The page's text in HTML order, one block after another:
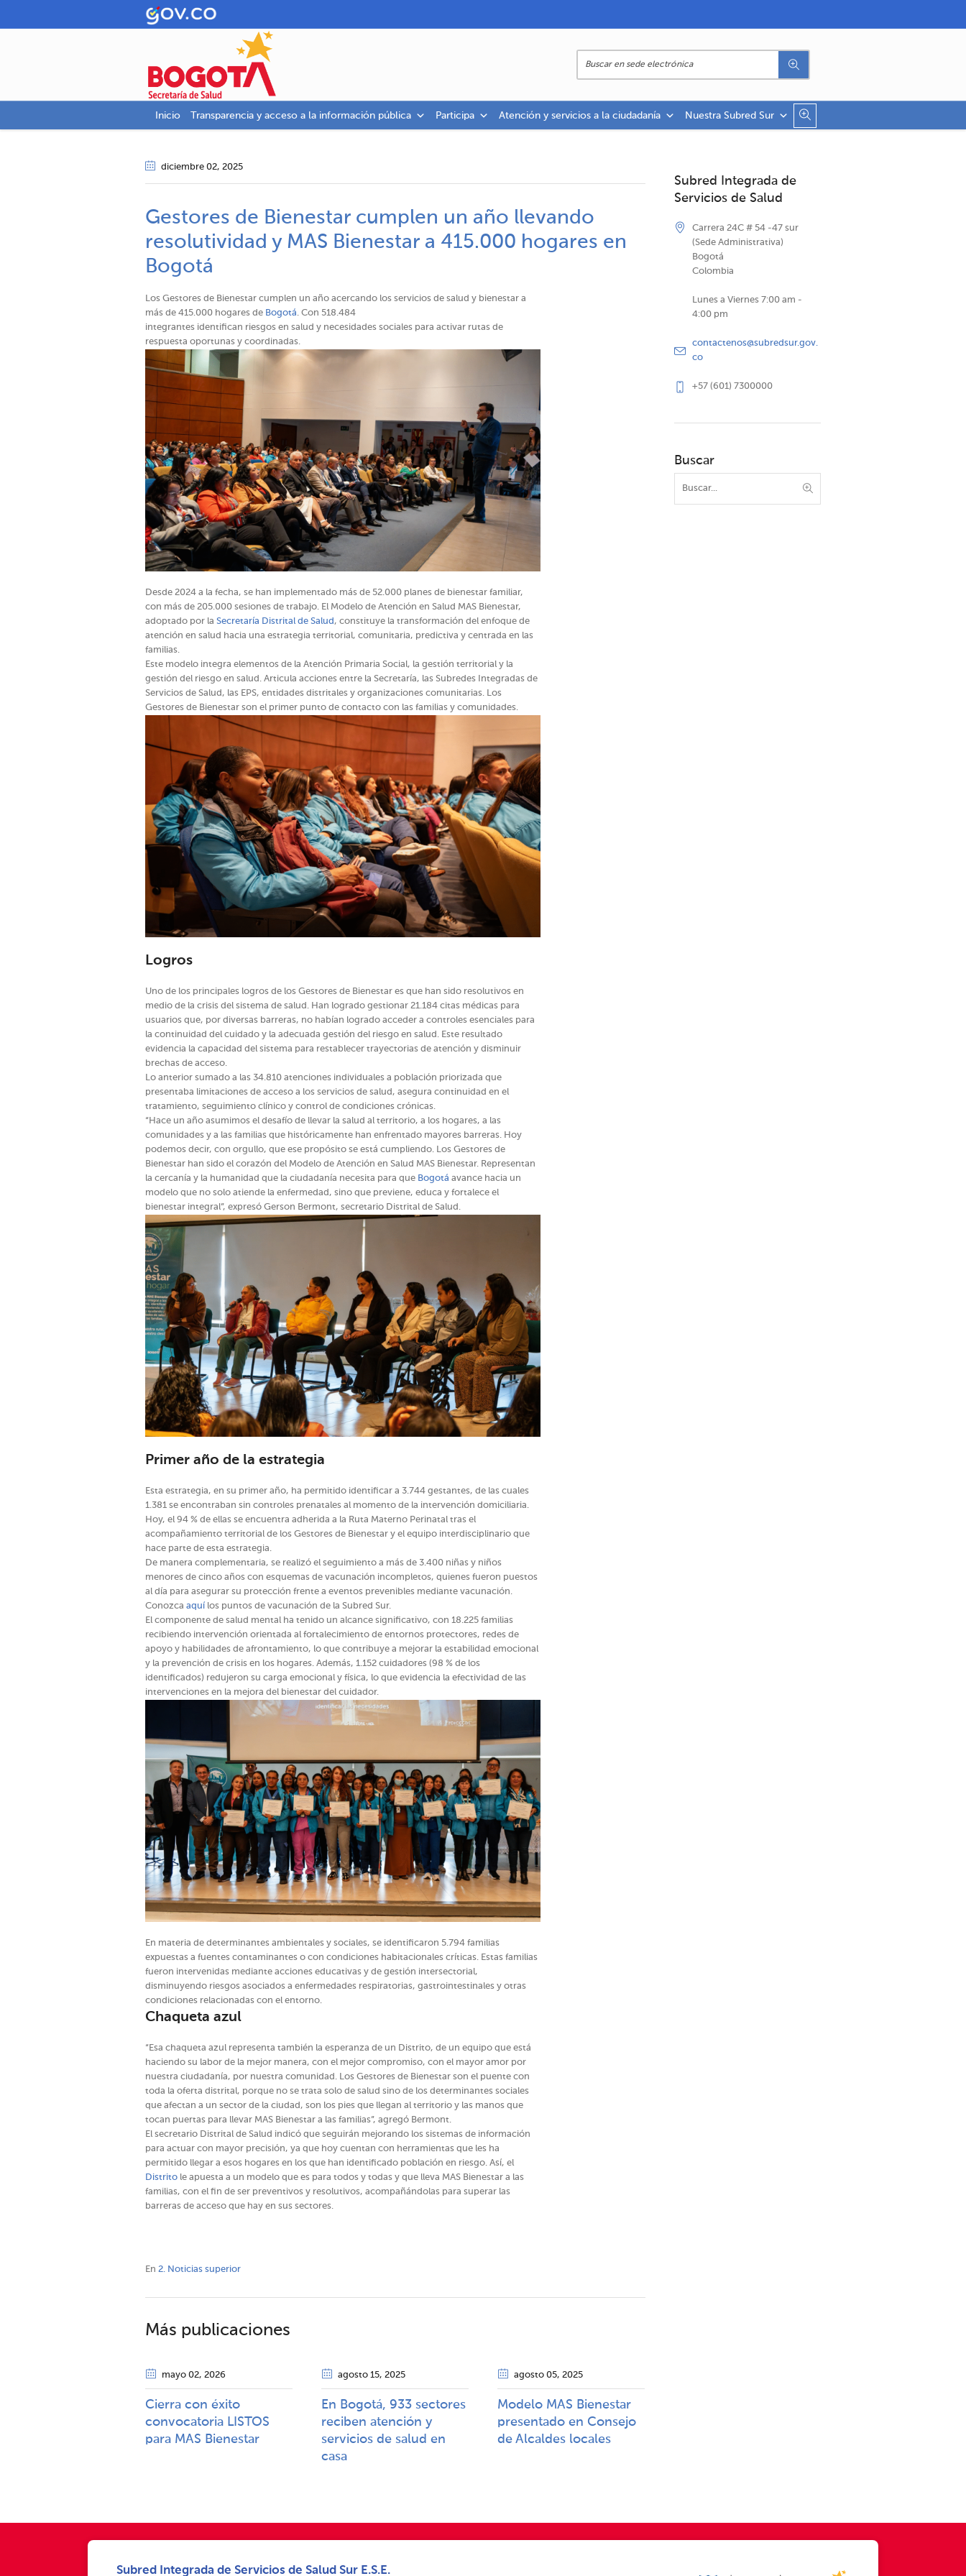
Inicio Transparencia y acceso a la información pública Participa Atención y servicios a la ciudadanía Nuestra Subred Sur
diciembre 02, 2025
Gestores de Bienestar cumplen un año llevando
resolutividad y MAS Bienestar a 415.000 hogares en
Bogotá
Los Gestores de Bienestar cumplen un año acercando los servicios de salud y bienestar a
más de 415.000 hogares de Bogotá. Con 518.484
integrantes identifican riesgos en salud y necesidades sociales para activar rutas de
respuesta oportunas y coordinadas.
Desde 2024 a la fecha, se han implementado más de 52.000 planes de bienestar familiar,
con más de 205.000 sesiones de trabajo. El Modelo de Atención en Salud MAS Bienestar,
adoptado por la Secretaría Distrital de Salud , constituye la transformación del enfoque de
atención en salud hacia una estrategia territorial, comunitaria, predictiva y centrada en las
familias.
Este modelo integra elementos de la Atención Primaria Social, la gestión territorial y la
gestión del riesgo en salud. Articula acciones entre la Secretaría, las Subredes Integradas de
Servicios de Salud, las EPS, entidades distritales y organizaciones comunitarias. Los
Gestores de Bienestar son el primer punto de contacto con las familias y comunidades.
Logros
Uno de los principales logros de los Gestores de Bienestar es que han sido resolutivos en
medio de la crisis del sistema de salud. Han logrado gestionar 21.184 citas médicas para
usuarios que, por diversas barreras, no habían logrado acceder a controles esenciales para
la continuidad del cuidado y la adecuada gestión del riesgo en salud. Este resultado
evidencia la capacidad del sistema para restablecer trayectorias de atención y disminuir
brechas de acceso.
Lo anterior sumado a las 34.810 atenciones individuales a población priorizada que
presentaba limitaciones de acceso a los servicios de salud, asegura continuidad en el
tratamiento, seguimiento clínico y control de condiciones crónicas.
“Hace un año asumimos el desafío de llevar la salud al territorio, a los hogares, a las
comunidades y a las familias que históricamente han enfrentado mayores barreras. Hoy
podemos decir, con orgullo, que ese propósito se está cumpliendo. Los Gestores de
Bienestar han sido el corazón del Modelo de Atención en Salud MAS Bienestar. Representan
la cercanía y la humanidad que la ciudadanía necesita para que Bogotá avance hacia un
modelo que no solo atiende la enfermedad, sino que previene, educa y fortalece el
bienestar integral”, expresó Gerson Bermont, secretario Distrital de Salud.
Primer año de la estrategia
Esta estrategia, en su primer año, ha permitido identificar a 3.744 gestantes, de las cuales
1.381 se encontraban sin controles prenatales al momento de la intervención domiciliaria.
Hoy, el 94 % de ellas se encuentra adherida a la Ruta Materno Perinatal tras el
acompañamiento territorial de los Gestores de Bienestar y el equipo interdisciplinario que
hace parte de esta estrategia.
De manera complementaria, se realizó el seguimiento a más de 3.400 niñas y niños
menores de cinco años con esquemas de vacunación incompletos, quienes fueron puestos
al día para asegurar su protección frente a eventos prevenibles mediante vacunación.
Conozca aquí los puntos de vacunación de la Subred Sur.
El componente de salud mental ha tenido un alcance significativo, con 18.225 familias
recibiendo intervención orientada al fortalecimiento de entornos protectores, redes de
apoyo y habilidades de afrontamiento, lo que contribuye a mejorar la estabilidad emocional
y la prevención de crisis en los hogares. Además, 1.152 cuidadores (98 % de los
identificados) redujeron su carga emocional y física, lo que evidencia la efectividad de las
intervenciones en la mejora del bienestar del cuidador.
En materia de determinantes ambientales y sociales, se identificaron 5.794 familias
expuestas a fuentes contaminantes o con condiciones habitacionales críticas. Estas familias
fueron intervenidas mediante acciones educativas y de gestión intersectorial,
disminuyendo riesgos asociados a enfermedades respiratorias, gastrointestinales y otras
condiciones relacionadas con el entorno.
Chaqueta azul
“Esa chaqueta azul representa también la esperanza de un Distrito, de un equipo que está
haciendo su labor de la mejor manera, con el mejor compromiso, con el mayor amor por
nuestra ciudadanía, por nuestra comunidad. Los Gestores de Bienestar son el puente con
toda la oferta distrital, porque no se trata solo de salud sino de los determinantes sociales
que afectan a un sector de la ciudad, son los pies que llegan al territorio y las manos que
tocan puertas para llevar MAS Bienestar a las familias”, agregó Bermont.
El secretario Distrital de Salud indicó que seguirán mejorando los sistemas de información
para actuar con mayor precisión, ya que hoy cuentan con herramientas que les ha
permitido llegar a esos hogares en los que han identificado población en riesgo. Así, el
Distrito le apuesta a un modelo que es para todos y todas y que lleva MAS Bienestar a las
familias, con el fin de ser preventivos y resolutivos, acompañándolas para superar las
barreras de acceso que hay en sus sectores.
En 2. Noticias superior
Más publicaciones
mayo 02, 2026
Cierra con éxito
convocatoria LISTOS
para MAS Bienestar
agosto 15, 2025
En Bogotá, 933 sectores
reciben atención y
servicios de salud en
casa
agosto 05, 2025
Modelo MAS Bienestar
presentado en Consejo
de Alcaldes locales
Subred Integrada de
Servicios de Salud
Carrera 24C # 54 -47 sur
(Sede Administrativa)
Bogotá
Colombia
Lunes a Viernes 7:00 am -
4:00 pm
contactenos@subredsur.gov.
co
+57 (601) 7300000
Buscar
Subred Integrada de Servicios de Salud Sur E.S.E.